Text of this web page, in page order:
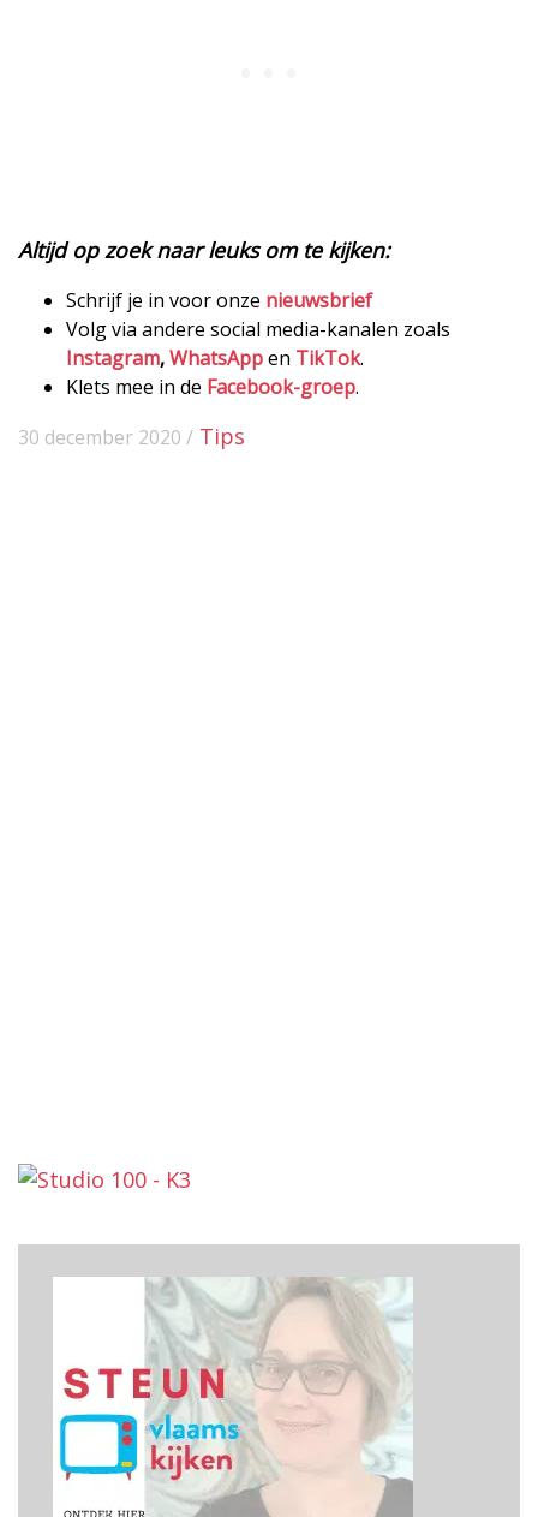
Altijd op zoek naar leuks om te kijken:
Schrijf je in voor onze nieuwsbrief
Volg via andere social media-kanalen zoals
Instagram,WhatsAppen TikTok.
Klets mee in de Facebook-groep.
30 december 2020 / Tips